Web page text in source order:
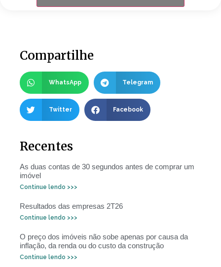
Compartilhe
WhatsApp Telegram
Twitter Facebook
Recentes
As duas contas de 30 segundos antes de comprar um
imóvel
Continue lendo >>>
Resultados das empresas 2T26
Continue lendo >>>
O preço dos imóveis não sobe apenas por causa da
inflação, da renda ou do custo da construção
Continue lendo >>>